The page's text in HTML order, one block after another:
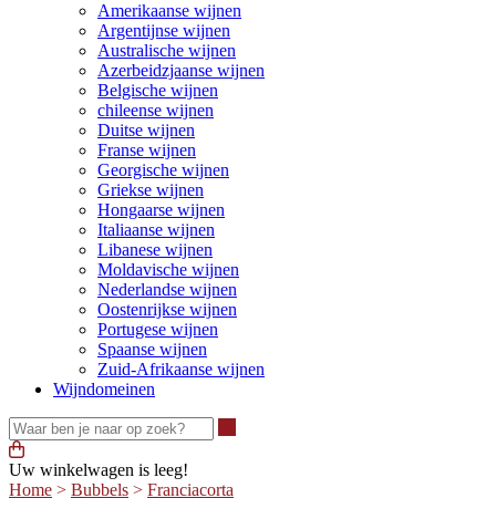
Amerikaanse wijnen
Argentijnse wijnen
Australische wijnen
Azerbeidzjaanse wijnen
Belgische wijnen
chileense wijnen
Duitse wijnen
Franse wijnen
Georgische wijnen
Griekse wijnen
Hongaarse wijnen
Italiaanse wijnen
Libanese wijnen
Moldavische wijnen
Nederlandse wijnen
Oostenrijkse wijnen
Portugese wijnen
Spaanse wijnen
Zuid-Afrikaanse wijnen
Wijndomeinen
Uw winkelwagen is leeg!
Home > Bubbels > Franciacorta